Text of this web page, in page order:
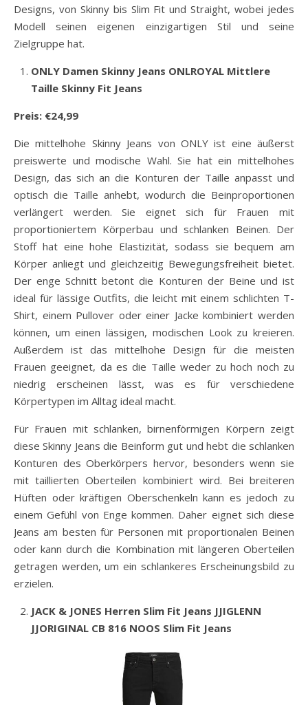
Designs, von Skinny bis Slim Fit und Straight, wobei jedes
Modell seinen eigenen einzigartigen Stil und seine
Zielgruppe hat.
ONLY Damen Skinny Jeans ONLROYAL Mittlere
Taille Skinny Fit Jeans
Preis: €24,99
Die mittelhohe Skinny Jeans von ONLY ist eine äußerst
preiswerte und modische Wahl. Sie hat ein mittelhohes
Design, das sich an die Konturen der Taille anpasst und
optisch die Taille anhebt, wodurch die Beinproportionen
verlängert werden. Sie eignet sich für Frauen mit
proportioniertem Körperbau und schlanken Beinen. Der
Stoff hat eine hohe Elastizität, sodass sie bequem am
Körper anliegt und gleichzeitig Bewegungsfreiheit bietet.
Der enge Schnitt betont die Konturen der Beine und ist
ideal für lässige Outfits, die leicht mit einem schlichten T-
Shirt, einem Pullover oder einer Jacke kombiniert werden
können, um einen lässigen, modischen Look zu kreieren.
Außerdem ist das mittelhohe Design für die meisten
Frauen geeignet, da es die Taille weder zu hoch noch zu
niedrig erscheinen lässt, was es für verschiedene
Körpertypen im Alltag ideal macht.
Für Frauen mit schlanken, birnenförmigen Körpern zeigt
diese Skinny Jeans die Beinform gut und hebt die schlanken
Konturen des Oberkörpers hervor, besonders wenn sie
mit taillierten Oberteilen kombiniert wird. Bei breiteren
Hüften oder kräftigen Oberschenkeln kann es jedoch zu
einem Gefühl von Enge kommen. Daher eignet sich diese
Jeans am besten für Personen mit proportionalen Beinen
oder kann durch die Kombination mit längeren Oberteilen
getragen werden, um ein schlankeres Erscheinungsbild zu
erzielen.
JACK & JONES Herren Slim Fit Jeans JJIGLENN
JJORIGINAL CB 816 NOOS Slim Fit Jeans